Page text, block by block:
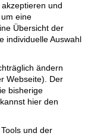
akzeptieren und
eine
Übersicht der
individuelle Auswahl
ändern
Webseite). Der
bisherige
hier den
und der